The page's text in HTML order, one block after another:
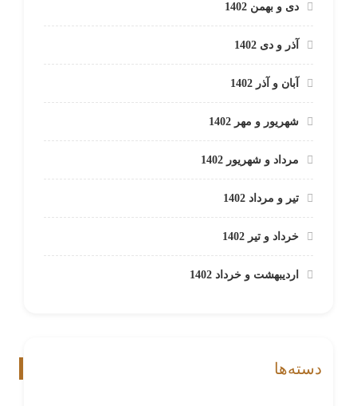
دی و بهمن 1402
آذر و دی 1402
آبان و آذر 1402
شهریور و مهر 1402
مرداد و شهریور 1402
تیر و مرداد 1402
خرداد و تیر 1402
اردیبهشت و خرداد 1402
دسته‌ها